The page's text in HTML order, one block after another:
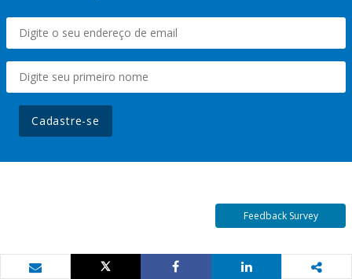
Cadastre-se
Feedback Survey